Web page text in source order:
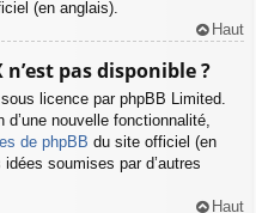
(en anglais).
Haut
pas disponible ?
licence par phpBB Limited.
d’une nouvelle fonctionnalité,
de phpBB du site officiel (en
soumises par d’autres
Haut